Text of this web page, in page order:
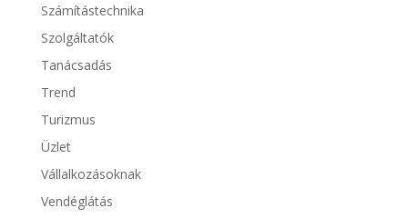
Számítástechnika
Szolgáltatók
Tanácsadás
Trend
Turizmus
Üzlet
Vállalkozásoknak
Vendéglátás